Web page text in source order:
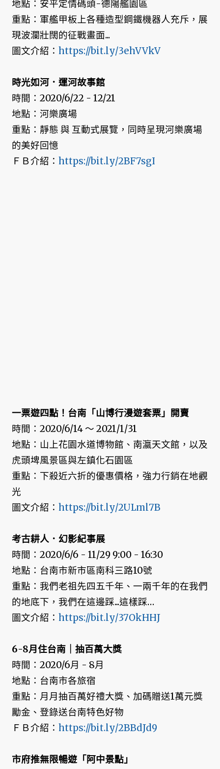
地點：安平定情碼頭-德陽艦園區
重點：軍艦甲板上各種造型鋼鐵機器人充斥，展
現波瀾壯闊的征戰畫面...
圖文介紹： https://bit.ly/3ehVVkV
時光如河．運河故事館
時間：2020/6/22 - 12/21
地點：河樂廣場
重點：靜態 與 互動式展覽，同時呈現河樂廣場
的美好回憶
ＦＢ介紹： https://bit.ly/2BF7sgI
一票遊四點！台南「山博行漫遊套票」開賣
時間：2020/6/14 ～ 2021/1/31
地點：山上花園水道博物館、南瀛天文館，以及
虎頭埤風景區與左鎮化石園區
重點：下殺近六折的優惠價格，強力行銷在地觀
光
圖文介紹： https://bit.ly/2ULml7B
考古耕人．幻影紀事展
時間：2020/6/6 - 11/29 9:00 - 16:30
地點：台南市新市區南科三路10號
重點：我們老祖先四五千年、一兩千年的在我們
的地底下，我們在這邊踩...這樣踩…
圖文介紹： https://bit.ly/37OkHHJ
6-8月住台南｜抽百萬大獎
時間：2020/6月 - 8月
地點：台南市各旅宿
重點：月月抽百萬好禮大獎、加碼贈送1萬元獎
勵金、登錄送台南特色好物
ＦＢ介紹： https://bit.ly/2BBdJd9
市府推無限暢遊「阿中景點」